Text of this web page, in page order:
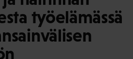
työelämässä